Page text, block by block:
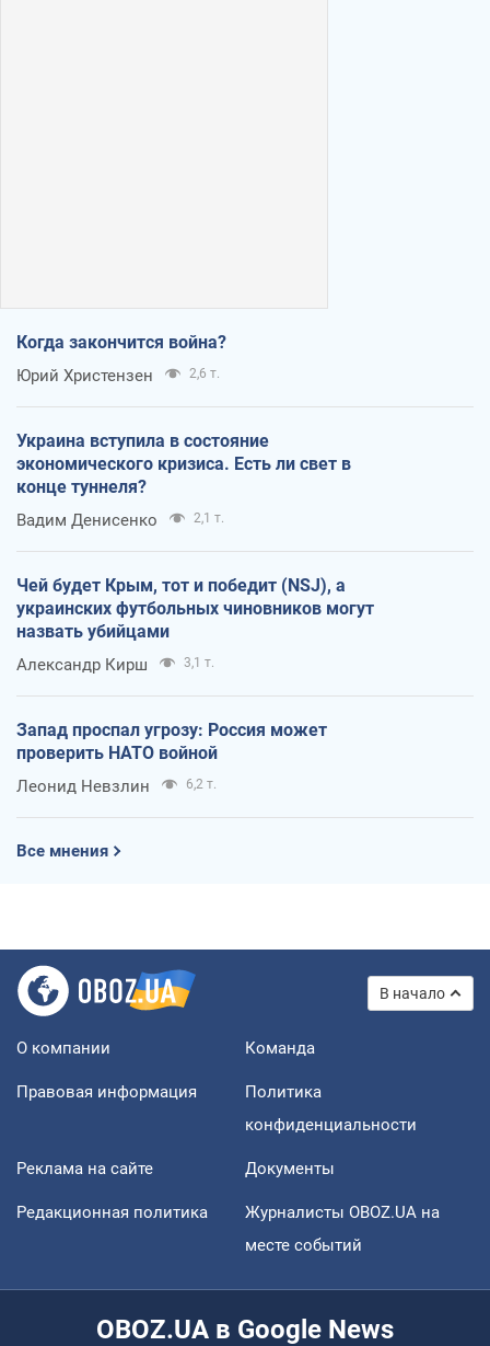
Когда закончится война?
Юрий Христензен 2,6 т.
Украина вступила в состояние
экономического кризиса. Есть ли свет в
конце туннеля?
Вадим Денисенко 2,1 т.
Чей будет Крым, тот и победит (NSJ), а
украинских футбольных чиновников могут
назвать убийцами
Александр Кирш 3,1 т.
Запад проспал угрозу: Россия может
проверить НАТО войной
Леонид Невзлин 6,2 т.
Все мнения
В начало
О компании Команда
Правовая информация
Политика
конфиденциальности
Реклама на сайте Документы
Редакционная политика
Журналисты OBOZ.UA на
месте событий
OBOZ.UA в Google News